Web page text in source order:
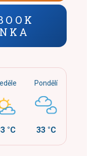
°C
Pondělí
33 °C